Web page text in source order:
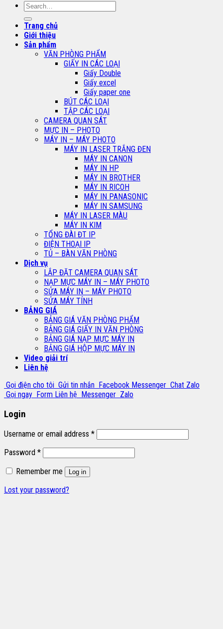
Search
Trang chủ
Giới thiệu
Sản phẩm
VĂN PHÒNG PHẨM
GIẤY IN CÁC LOẠI
Giấy Double
Giấy excel
Giấy paper one
BÚT CÁC LOẠI
TẬP CÁC LOẠI
CAMERA QUAN SÁT
MỰC IN – PHOTO
MÁY IN – MÁY PHOTO
MÁY IN LASER TRẮNG ĐEN
MÁY IN CANON
MÁY IN HP
MÁY IN BROTHER
MÁY IN RICOH
MÁY IN PANASONIC
MÁY IN SAMSUNG
MÁY IN LASER MÀU
MÁY IN KIM
TỔNG ĐÀI ĐT IP
ĐIỆN THOẠI IP
TỦ – BÀN VĂN PHÒNG
Dịch vụ
LẮP ĐẶT CAMERA QUAN SÁT
NẠP MỰC MÁY IN – MÁY PHOTO
SỬA MÁY IN – MÁY PHOTO
SỬA MÁY TÍNH
BẢNG GIÁ
BẢNG GIÁ VĂN PHÒNG PHẨM
BẢNG GIÁ GIẤY IN VĂN PHÒNG
BẢNG GIÁ NẠP MỰC MÁY IN
BẢNG GIÁ HỘP MỰC MÁY IN
Video giải trí
Liên hệ
Gọi điện cho tôi Gửi tin nhắn Facebook Messenger Chat Zalo
Gọi ngay Form Liên hệ Messenger Zalo
Login
Username or email address *
Password *
Remember me
Log in
Lost your password?